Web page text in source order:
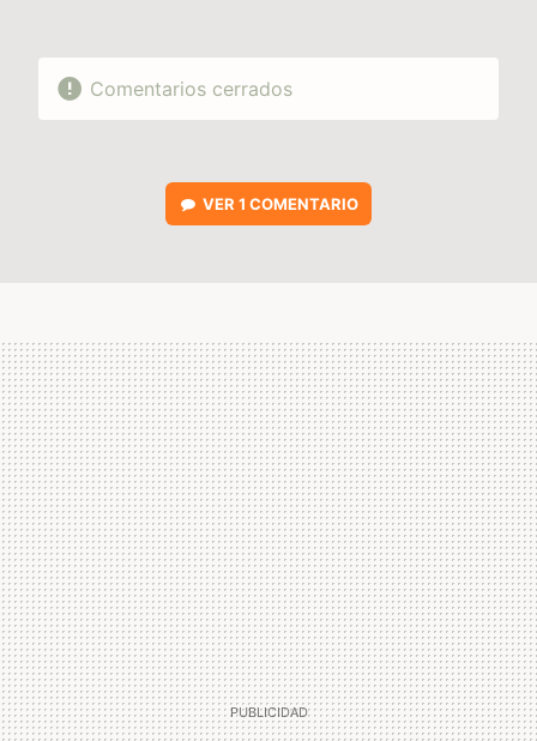
Comentarios cerrados
VER 1 COMENTARIO